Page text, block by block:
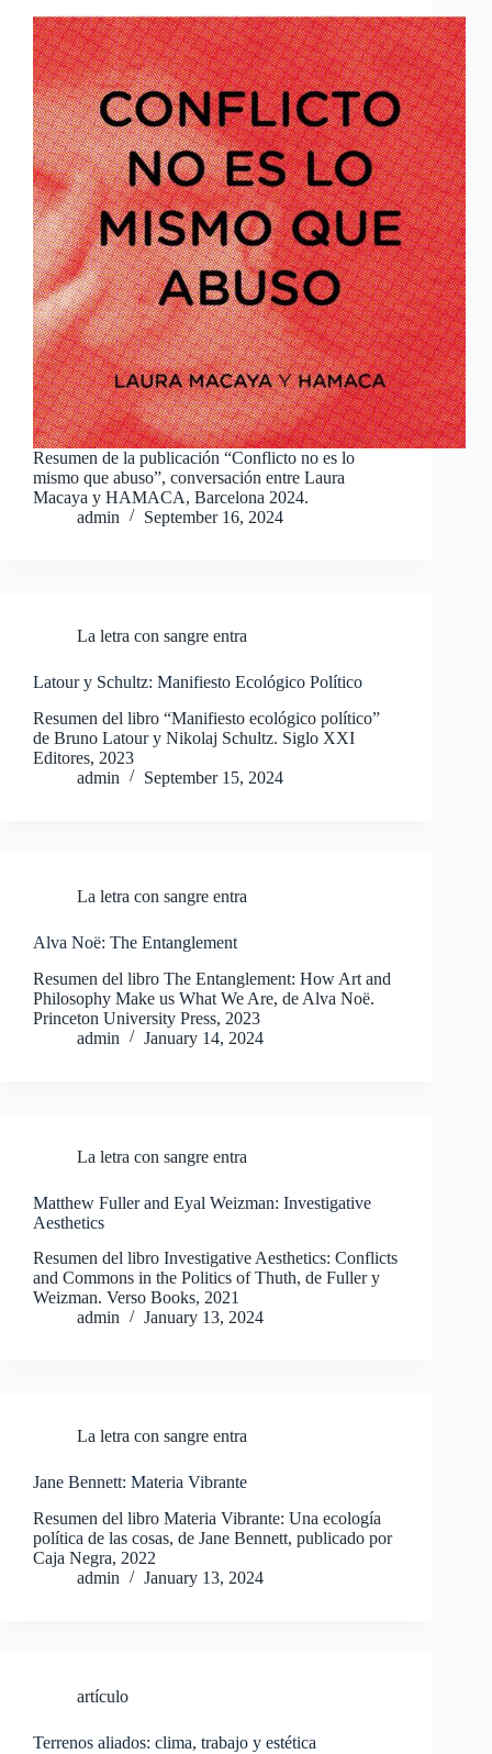
Resumen de la publicación “Conflicto no es lo
mismo que abuso”, conversación entre Laura
Macaya y HAMACA, Barcelona 2024.
admin
September 16, 2024
La letra con sangre entra
Latour y Schultz: Manifiesto Ecológico Político
Resumen del libro “Manifiesto ecológico político”
de Bruno Latour y Nikolaj Schultz. Siglo XXI
Editores, 2023
admin
September 15, 2024
La letra con sangre entra
Alva Noë: The Entanglement
Resumen del libro The Entanglement: How Art and
Philosophy Make us What We Are, de Alva Noë.
Princeton University Press, 2023
admin
January 14, 2024
La letra con sangre entra
Matthew Fuller and Eyal Weizman: Investigative
Aesthetics
Resumen del libro Investigative Aesthetics: Conflicts
and Commons in the Politics of Thuth, de Fuller y
Weizman. Verso Books, 2021
admin
January 13, 2024
La letra con sangre entra
Jane Bennett: Materia Vibrante
Resumen del libro Materia Vibrante: Una ecología
política de las cosas, de Jane Bennett, publicado por
Caja Negra, 2022
admin
January 13, 2024
artículo
Terrenos aliados: clima, trabajo y estética